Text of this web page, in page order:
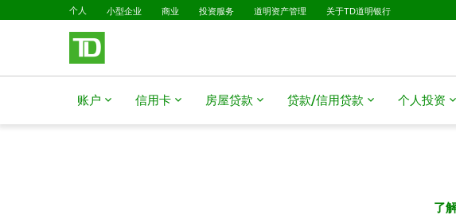
跳转到主要内容
个人 已选择小型企业 商业 投资服务 道明资产管理 关于TD道明银行
账户 信用卡 房屋贷款 贷款/信用贷款 个人投资
了